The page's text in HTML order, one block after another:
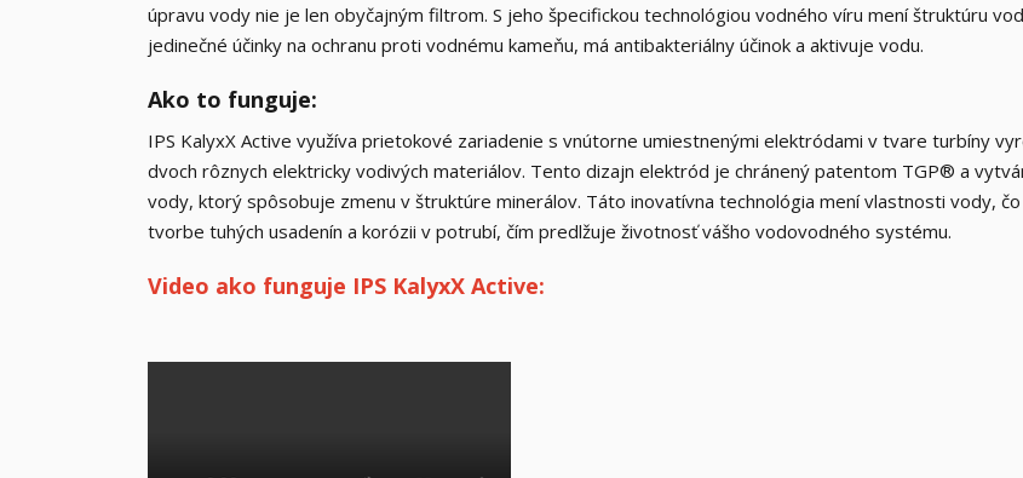
úpravu vody nie je len obyčajným filtrom. S jeho špecifickou technológiou vodného víru mení štruktúru
jedinečné účinky na ochranu proti vodnému kameňu, má antibakteriálny účinok a aktivuje vodu.
Ako to funguje:
IPS KalyxX Active využíva prietokové zariadenie s vnútorne umiestnenými elektródami v tvare turbíny
dvoch rôznych elektricky vodivých materiálov. Tento dizajn elektród je chránený patentom TGP® a
vody, ktorý spôsobuje zmenu v štruktúre minerálov. Táto inovatívna technológia mení vlastnosti vody,
tvorbe tuhých usadenín a korózii v potrubí, čím predlžuje životnosť vášho vodovodného systému.
Video ako funguje IPS KalyxX Active: